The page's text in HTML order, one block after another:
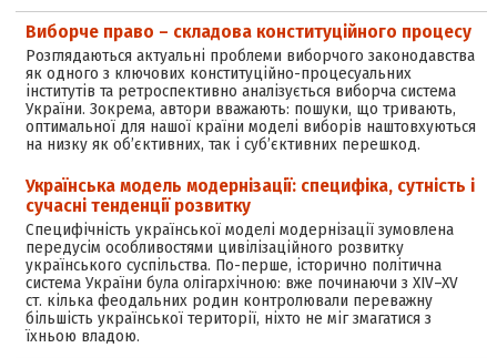
Виборче право – складова конституційного процесу
Розглядаються актуальні проблеми виборчого законодавства
як одного з ключових конституційно-процесуальних
інститутів та ретроспективно аналізується виборча система
України. Зокрема, автори вважають: пошуки, що тривають,
оптимальної для нашої країни моделі виборів наштовхуються
на низку як об’єктивних, так і суб’єктивних перешкод.
Українська модель модернізації: специфіка, сутність і
сучасні тенденції розвитку
Специфічність української моделі модернізації зумовлена
передусім особливостями цивілізаційного розвитку
українського суспільства. По-перше, історично політична
система України була олігархічною: вже починаючи з XIV–XV
ст. кілька феодальних родин контролювали переважну
більшість української території, ніхто не міг змагатися з
їхньою владою.